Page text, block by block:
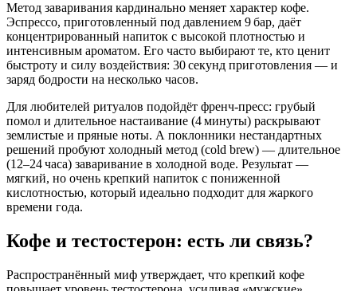
Метод заваривания кардинально меняет характер кофе.
Эспрессо, приготовленный под давлением 9 бар, даёт
концентрированный напиток с высокой плотностью и
интенсивным ароматом. Его часто выбирают те, кто ценит
быстроту и силу воздействия: 30 секунд приготовления — и
заряд бодрости на несколько часов.
Для любителей ритуалов подойдёт френч‑пресс: грубый
помол и длительное настаивание (4 минуты) раскрывают
землистые и пряные ноты. А поклонники нестандартных
решений пробуют холодный метод (cold brew) — длительное
(12–24 часа) заваривание в холодной воде. Результат —
мягкий, но очень крепкий напиток с пониженной
кислотностью, который идеально подходит для жаркого
времени года.
Кофе и тестостерон: есть ли связь?
Распространённый миф утверждает, что крепкий кофе